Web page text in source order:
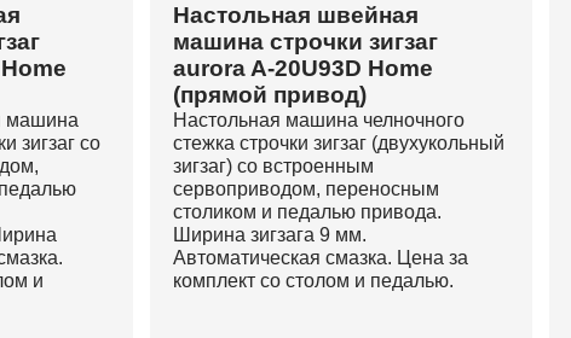
машина
зигзаг со
и
Настольная швейная
машина строчки зигзаг
aurora A-20U93D Home
(прямой привод)
Настольная машина челночного
стежка строчки зигзаг (двухукольный
зигзаг) со встроенным
сервоприводом, переносным
столиком и педалью привода.
Ширина зигзага 9 мм.
Автоматическая смазка. Цена за
комплект со столом и педалью.